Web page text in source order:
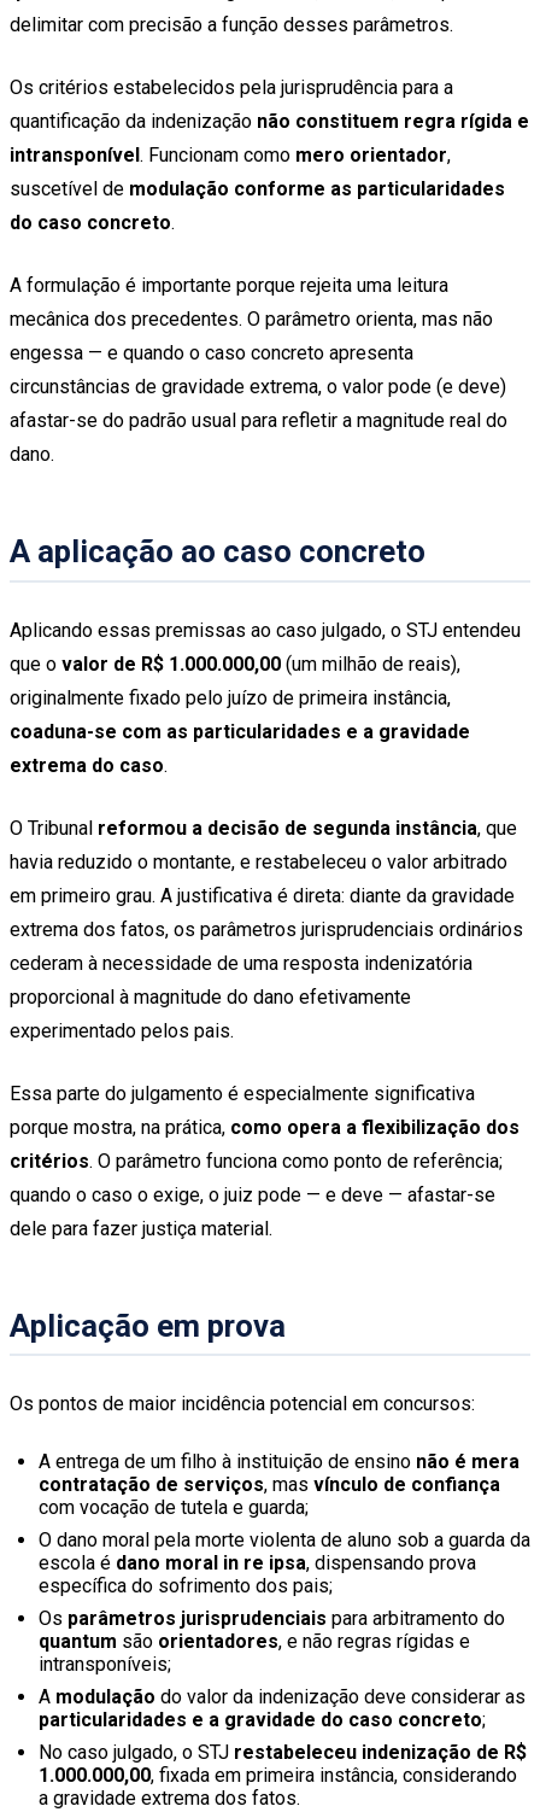
delimitar com precisão a função desses parâmetros.
Os critérios estabelecidos pela jurisprudência para a
quantificação da indenização não constituem regra rígida e
intransponível . Funcionam como mero orientador,
suscetível de modulação conforme as particularidades
do caso concreto.
A formulação é importante porque rejeita uma leitura
mecânica dos precedentes. O parâmetro orienta, mas não
engessa — e quando o caso concreto apresenta
circunstâncias de gravidade extrema, o valor pode (e deve)
afastar-se do padrão usual para refletir a magnitude real do
dano.
A aplicação ao caso concreto
Aplicando essas premissas ao caso julgado, o STJ entendeu
que o valor de R$ 1.000.000,00 (um milhão de reais),
originalmente fixado pelo juízo de primeira instância,
coaduna-se com as particularidades e a gravidade
extrema do caso.
O Tribunal reformou a decisão de segunda instância, que
havia reduzido o montante, e restabeleceu o valor arbitrado
em primeiro grau. A justificativa é direta: diante da gravidade
extrema dos fatos, os parâmetros jurisprudenciais ordinários
cederam à necessidade de uma resposta indenizatória
proporcional à magnitude do dano efetivamente
experimentado pelos pais.
Essa parte do julgamento é especialmente significativa
porque mostra, na prática, como opera a flexibilização dos
critérios. O parâmetro funciona como ponto de referência;
quando o caso o exige, o juiz pode — e deve — afastar-se
dele para fazer justiça material.
Aplicação em prova
Os pontos de maior incidência potencial em concursos:
A entrega de um filho à instituição de ensino não é mera
contratação de serviços, mas vínculo de confiança
com vocação de tutela e guarda;
O dano moral pela morte violenta de aluno sob a guarda da
escola é dano moral in re ipsa, dispensando prova
específica do sofrimento dos pais;
Os parâmetros jurisprudenciais para arbitramento do
quantum são orientadores, e não regras rígidas e
intransponíveis;
A modulação do valor da indenização deve considerar as
particularidades e a gravidade do caso concreto;
No caso julgado, o STJ restabeleceu indenização de R$
1.000.000,00, fixada em primeira instância, considerando
a gravidade extrema dos fatos.